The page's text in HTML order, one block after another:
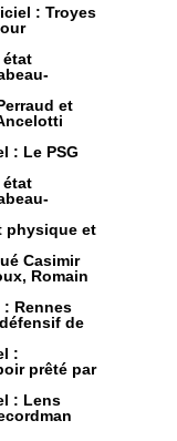
: Troyes
état
et
: Le PSG
état
physique et
Casimir
Romain
: Rennes
de
:
prêté par
: Lens